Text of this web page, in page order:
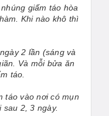
giấm táo hòa
Khi nào khô thì
2 lần (sáng và
Và mỗi bửa ăn
táo.
táo vào nơi có mụn
2, 3 ngày.